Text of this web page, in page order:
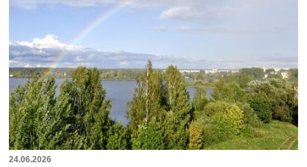
24.06.2026